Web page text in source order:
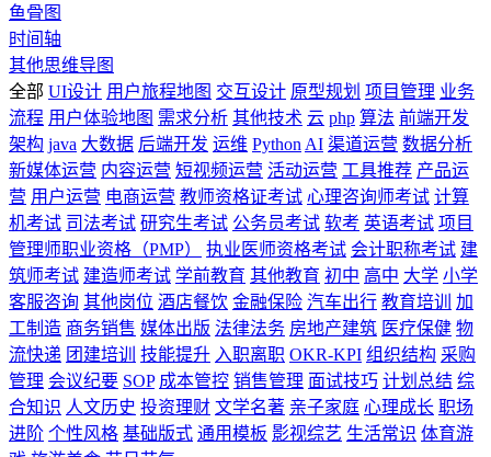
鱼骨图
时间轴
其他思维导图
全部 UI设计 用户旅程地图 交互设计 原型规划 项目管理 业务
流程 用户体验地图 需求分析 其他技术 云 php 算法 前端开发
架构 java 大数据 后端开发 运维 Python AI 渠道运营 数据分析
新媒体运营 内容运营 短视频运营 活动运营 工具推荐 产品运
营 用户运营 电商运营 教师资格证考试 心理咨询师考试 计算
机考试 司法考试 研究生考试 公务员考试 软考 英语考试 项目
管理师职业资格（PMP）
执业医师资格考试 会计职称考试 建
筑师考试 建造师考试 学前教育 其他教育 初中 高中 大学 小学
客服咨询 其他岗位 酒店餐饮 金融保险 汽车出行 教育培训
加
工制造 商务销售 媒体出版 法律法务 房地产建筑 医疗保健 物
流快递 团建培训 技能提升 入职离职 OKR-KPI 组织结构 采购
管理 会议纪要 SOP 成本管控 销售管理 面试技巧 计划总结 综
合知识 人文历史 投资理财 文学名著 亲子家庭 心理成长 职场
进阶 个性风格 基础版式 通用模板 影视综艺 生活常识 体育游